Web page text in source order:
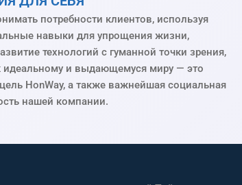
потребности клиентов, используя
навыки для упрощения жизни,
технологий с гуманной точки зрения,
идеальному и выдающемуся миру — это
HonWay, а также важнейшая социальная
нашей компании.